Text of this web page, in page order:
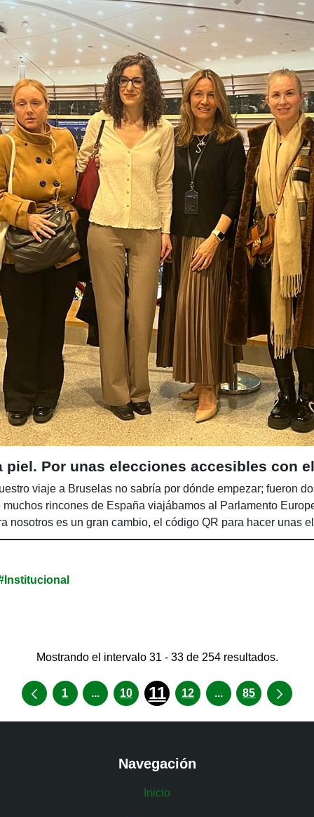
Por unas elecciones accesibles con
viaje a Bruselas no sabría por dónde empezar; fueron
rincones de España viajábamos al Parlamento
nosotros es un gran cambio, el código QR para hacer unas
Mostrando el intervalo 31 - 33 de 254 resultados.
1 ... Páginas intermedias Use TAB para
10 11 12 ... Páginas
85
Navegación
Inicio